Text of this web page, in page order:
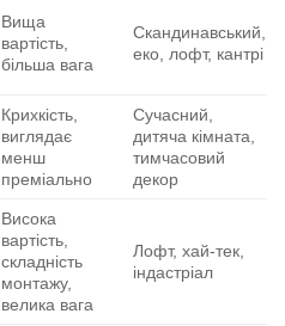
Вища
вартість,
більша вага
Скандинавський,
еко, лофт, кантрі
Крихкість,
виглядає
менш
преміально
Сучасний,
дитяча кімната,
тимчасовий
декор
Висока
вартість,
складність
монтажу,
велика вага
Лофт, хай-тек,
індастріал